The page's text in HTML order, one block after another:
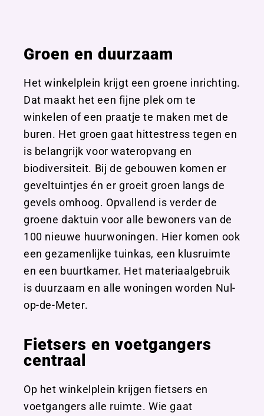
Groen en duurzaam
Het winkelplein krijgt een groene inrichting.
Dat maakt het een fijne plek om te
winkelen of een praatje te maken met de
buren. Het groen gaat hittestress tegen en
is belangrijk voor wateropvang en
biodiversiteit. Bij de gebouwen komen er
geveltuintjes én er groeit groen langs de
gevels omhoog. Opvallend is verder de
groene daktuin voor alle bewoners van de
100 nieuwe huurwoningen. Hier komen ook
een gezamenlijke tuinkas, een klusruimte
en een buurtkamer. Het materiaalgebruik
is duurzaam en alle woningen worden Nul-
op-de-Meter.
Fietsers en voetgangers
centraal
Op het winkelplein krijgen fietsers en
voetgangers alle ruimte. Wie gaat